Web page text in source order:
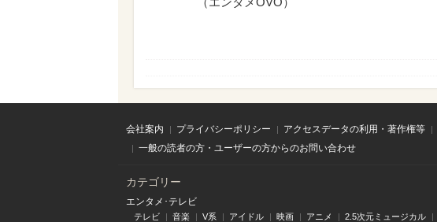
会社案内 プライバシーポリシー アクセスデータの利用・著作権等
一般の読者の方・ユーザーの方からのお問い合わせ
カテゴリー
エンタメ･テレビ
テレビ 音楽 V系 アイドル 映画 アニメ 2.5次元ミュージカル